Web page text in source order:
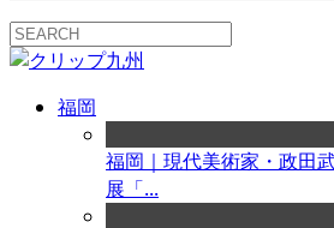
福岡
福岡｜現代美術家・政田
展「...